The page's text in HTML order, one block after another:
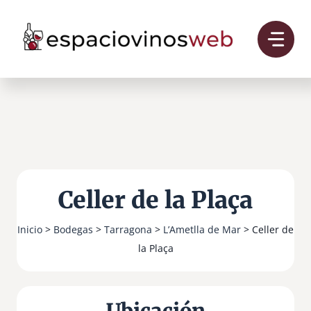
contenido
Celler de la Plaça
Inicio > Bodegas > Tarragona > L’Ametlla de Mar > Celler de
la Plaça